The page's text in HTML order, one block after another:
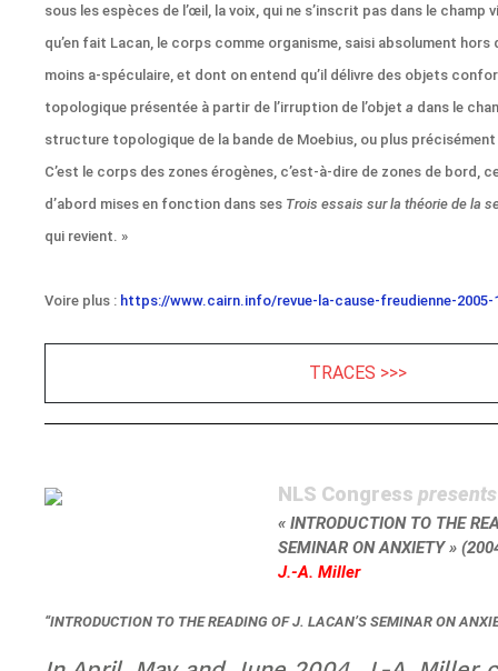
sous les espèces de l’œil, la voix, qui ne s’inscrit pas dans le champ
qu’en fait Lacan, le corps comme organisme, saisi absolument hors
moins a-spéculaire, et dont on entend qu’il délivre des objets
topologique présentée à partir de l’irruption de l’objeta dans le
structure topologique de la bande de Moebius, ou plus
C’est le corps des zones érogènes, c’est-à-dire de zones de bord,
d’abord mises en fonction dans ses Trois essais sur la théorie de la
qui revient. »
Voire plus : https://www.cairn.info/revue-la-cause-freudienne-
TRACES >>>
NLS Congresspresents
« INTRODUCTION TO THE
SEMINAR ON ANXIETY »
J.-A. Miller
“INTRODUCTION TO THE READING OF J. LACAN’S SEMINAR ON